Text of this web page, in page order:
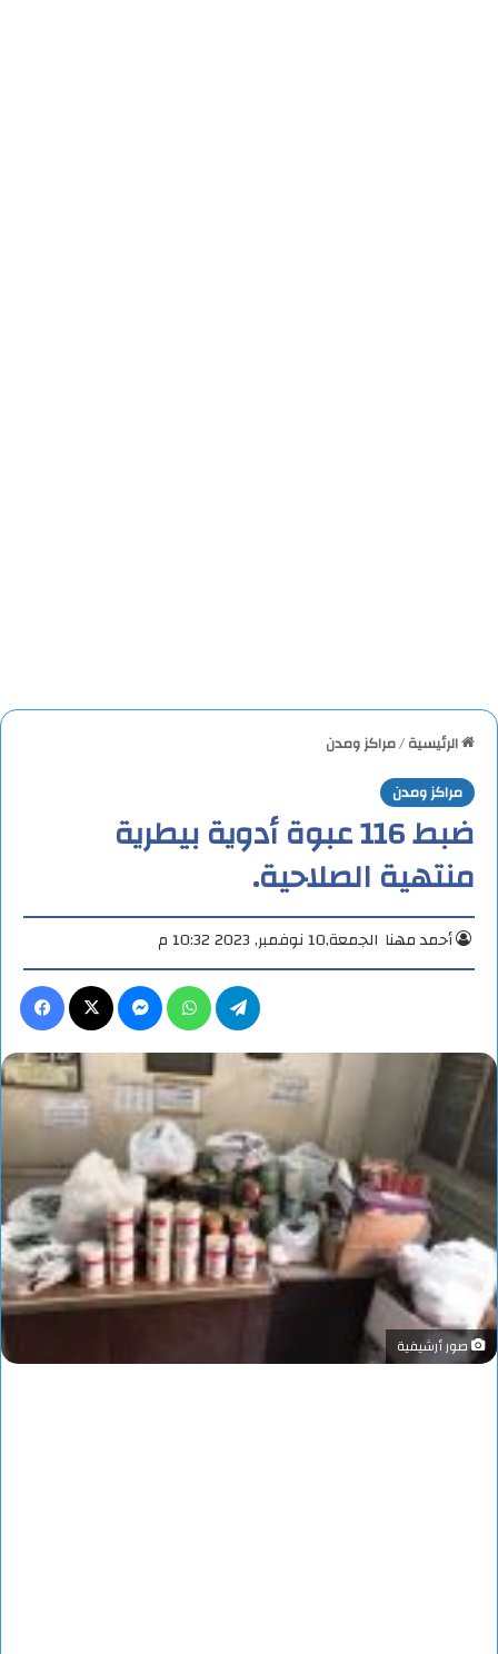
الرئيسية/مراكز ومدن
مراكز ومدن
ضبط 116 عبوة أدوية بيطرية
منتهية الصلاحية.
أحمد مهنا الجمعة,10 نوفمبر, 2023 10:32 م
ماسنجر واتساب تيلقرام
صور أرشيفية